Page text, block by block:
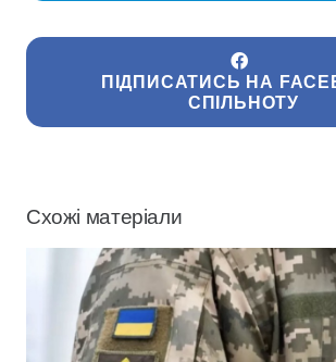
ПІДПИСАТИСЬ НА
СПІЛЬНОТУ
Схожі матеріали